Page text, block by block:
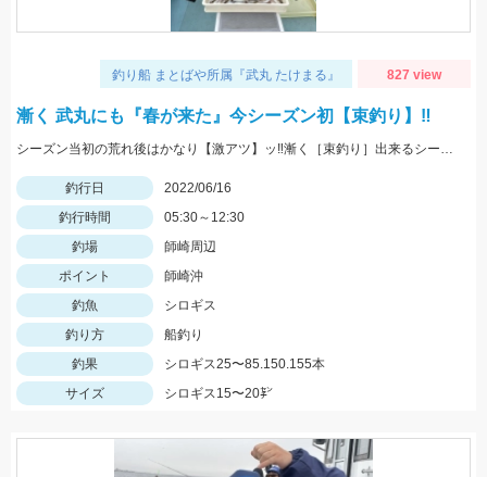
釣り船 まとばや所属『武丸 たけまる』 827 view
漸く 武丸にも『春が来た』今シーズン初【束釣り】‼︎
シーズン当初の荒れ後はかなり【激アツ】ッ‼︎漸く［束釣り］出来るシーズンインですよッ(・∀・)b
釣行日
2022/06/16
釣行時間
05:30～12:30
釣場
師崎周辺
ポイント
師崎沖
釣魚
シロギス
釣り方
船釣り
釣果
シロギス25〜85.150.155本
サイズ
シロギス15〜20㌢